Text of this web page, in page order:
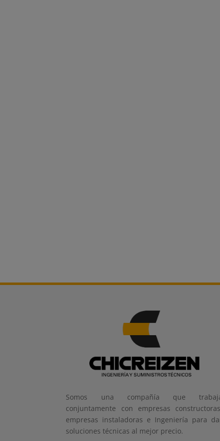
Somos una compañía que
conjuntamente con empresas
empresas instaladoras e Ingeniería para
soluciones técnicas al mejor precio.